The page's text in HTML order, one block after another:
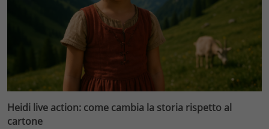
Heidi live action: come cambia la storia rispetto al
cartone